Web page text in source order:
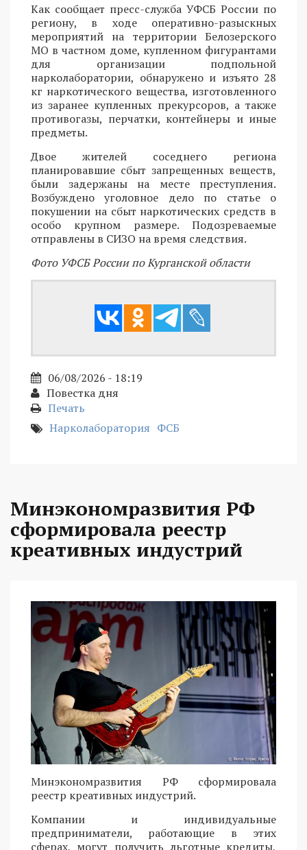
Как сообщает пресс-служба УФСБ России по
региону, в ходе оперативно-разыскных
мероприятий на территории Белозерского
МО в частном доме, купленном фигурантами
для организации подпольной
нарколаборатории, обнаружено и изъято 28
кг наркотического вещества, изготовленного
из заранее купленных прекурсоров, а также
противогазы, перчатки, контейнеры и иные
предметы.
Двое жителей соседнего региона
планировавшие сбыт запрещенных веществ,
были задержаны на месте преступления.
Возбуждено уголовное дело по статье о
покушении на сбыт наркотических средств в
особо крупном размере. Подозреваемые
отправлены в СИЗО на время следствия.
Фото УФСБ России по Курганской области
06/08/2026 - 18:19
Повестка дня
Печать
Нарколаборатория ФСБ
Минэкономразвития РФ
сформировала реестр
креативных индустрий
Минэкономразвития РФ сформировала
реестр креативных индустрий.
Компании и индивидуальные
предприниматели, работающие в этих
сферах, могут получить льготные кредиты,